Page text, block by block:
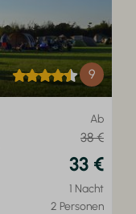
9
Ab
38 €
33 €
1 Nacht
2 Personen